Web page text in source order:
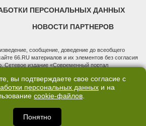
ПЕРСОНАЛЬНЫХ ДАННЫХ
НОВОСТИ ПАРТНЕРОВ
сообщение, доведение до всеобщего
66.RU материалов и их элементов без согласия
Сетевое издание «Современный портал
технологий и массовых коммуникаций
номер ЭЛ № ФС 77 - 76634 от 02.09.2019
ответственностью "66.ру". Юридический
редакции и отдела продаж: 620014, Свердловская
Ельцина, д. 3, оф. 7015, +7 (343) 288-50-66
вы подтверждаете свое согласие с
персональных данных и на
cookie-файлов.
Понятно